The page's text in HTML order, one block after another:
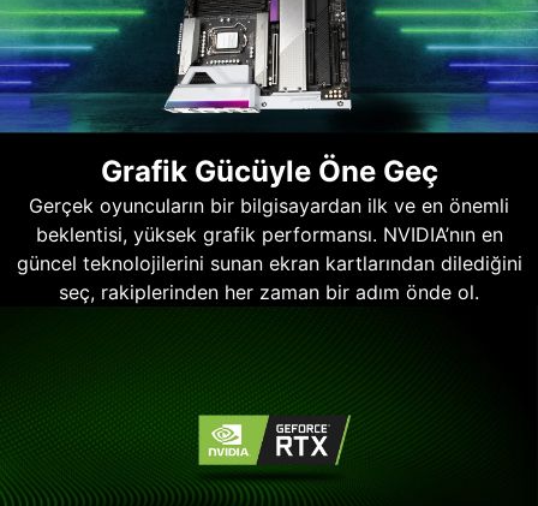
Grafik Gücüyle Öne Geç
Gerçek oyuncuların bir bilgisayardan ilk ve en önemli
beklentisi, yüksek grafik performansı. NVIDIA’nın en
güncel teknolojilerini sunan ekran kartlarından dilediğini
seç, rakiplerinden her zaman bir adım önde ol.